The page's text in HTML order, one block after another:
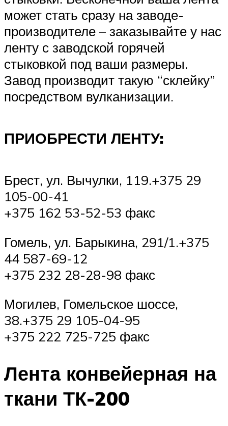
может стать сразу на заводе-
производителе – заказывайте у нас
ленту с заводской горячей
стыковкой под ваши размеры.
Завод производит такую “склейку”
посредством вулканизации.
ПРИОБРЕСТИ ЛЕНТУ:
Брест, ул. Вычулки, 119.+375 29
105-00-41
+375 162 53-52-53 факс
Гомель, ул. Барыкина, 291/1.+375
44 587-69-12
+375 232 28-28-98 факс
Могилев, Гомельское шоссе,
38.+375 29 105-04-95
+375 222 725-725 факс
Лента конвейерная на
ткани ТК-200